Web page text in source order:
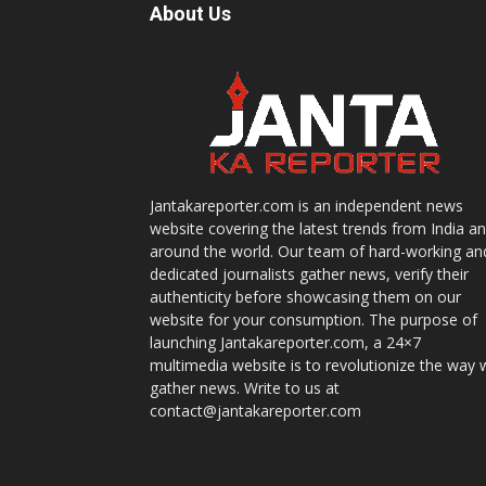
About Us
Jantakareporter.com is an independent news
website covering the latest trends from India
around the world. Our team of hard-working
dedicated journalists gather news, verify their
authenticity before showcasing them on our
website for your consumption. The purpose of
launching Jantakareporter.com, a 24×7
multimedia website is to revolutionize the way
gather news. Write to us at
contact@jantakareporter.com